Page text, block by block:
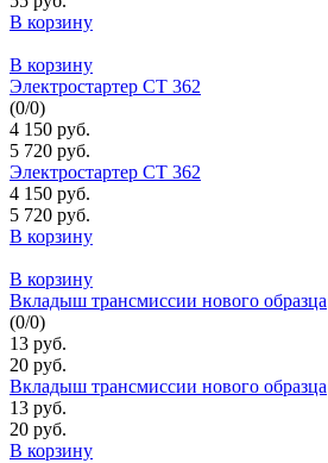
В корзину
В корзину
Электростартер СТ 362
(0/0)
4 150 руб.
5 720 руб.
Электростартер СТ 362
4 150 руб.
5 720 руб.
В корзину
В корзину
Вкладыш трансмиссии нового образца
(0/0)
13 руб.
20 руб.
Вкладыш трансмиссии нового образца
13 руб.
20 руб.
В корзину